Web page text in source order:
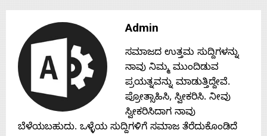
Admin
ಸಮಾಜದ ಉತ್ತಮ ಸುದ್ದಿಗಳನ್ನು
ನಾವು ನಿಮ್ಮ ಮುಂದಿಡುವ
ಪ್ರಯತ್ನವನ್ನು ಮಾಡುತ್ತಿದ್ದೇವೆ.
ಪ್ರೋತ್ಸಾಹಿಸಿ, ಸ್ವೀಕರಿಸಿ. ನೀವು
ಸ್ವೀಕರಿಸಿದಾಗ ನಾವು
ಬೆಳೆಯಬಹುದು. ಒಳ್ಳೆಯ ಸುದ್ದಿಗಳಿಗೆ ಸಮಾಜ ತೆರೆದುಕೊಂಡಿದೆ